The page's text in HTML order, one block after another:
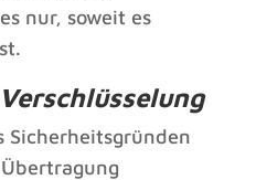
nur, soweit es
Sicherheitsgründen